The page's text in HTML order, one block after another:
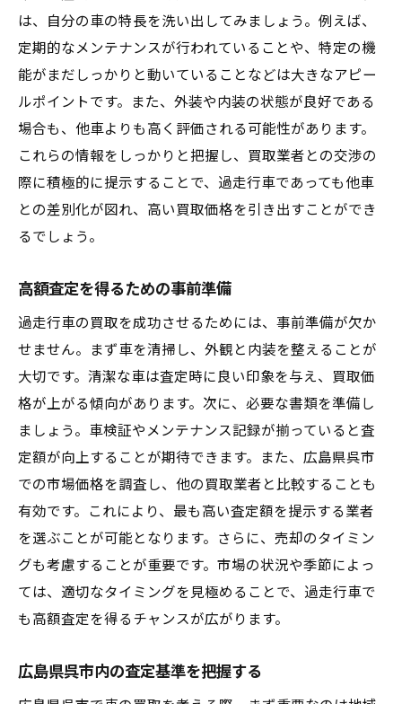
は、自分の車の特長を洗い出してみましょう。例えば、
定期的なメンテナンスが行われていることや、特定の機
能がまだしっかりと動いていることなどは大きなアピー
ルポイントです。また、外装や内装の状態が良好である
場合も、他車よりも高く評価される可能性があります。
これらの情報をしっかりと把握し、買取業者との交渉の
際に積極的に提示することで、過走行車であっても他車
との差別化が図れ、高い買取価格を引き出すことができ
るでしょう。
高額査定を得るための事前準備
過走行車の買取を成功させるためには、事前準備が欠か
せません。まず車を清掃し、外観と内装を整えることが
大切です。清潔な車は査定時に良い印象を与え、買取価
格が上がる傾向があります。次に、必要な書類を準備し
ましょう。車検証やメンテナンス記録が揃っていると査
定額が向上することが期待できます。また、広島県呉市
での市場価格を調査し、他の買取業者と比較することも
有効です。これにより、最も高い査定額を提示する業者
を選ぶことが可能となります。さらに、売却のタイミン
グも考慮することが重要です。市場の状況や季節によっ
ては、適切なタイミングを見極めることで、過走行車で
も高額査定を得るチャンスが広がります。
広島県呉市内の査定基準を把握する